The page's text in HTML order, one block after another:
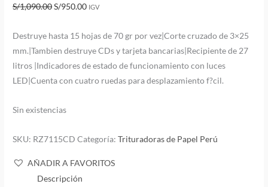
S/1,090.00S/950.00 IGV
Destruye hasta 15 hojas de 70 gr por vez|Corte cruzado de 3×25
mm.|Tambien destruye CDs y tarjeta bancarias|Recipiente de 27
litros |Indicadores de estado de funcionamiento con luces
LED|Cuenta con cuatro ruedas para desplazamiento f?cil.
Sin existencias
SKU: RZ7115CD Categoría:Trituradoras de Papel Perú
AÑADIR A FAVORITOS
Descripción